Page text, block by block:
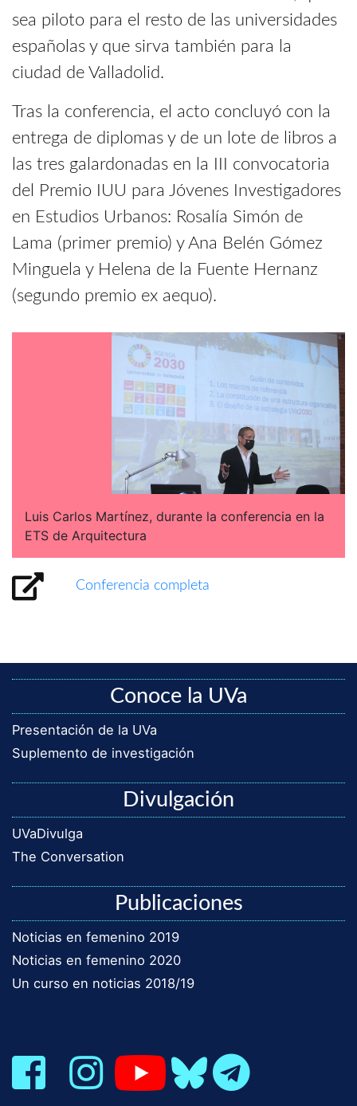
sea piloto para el resto de las universidades
españolas y que sirva también para la
ciudad de Valladolid.
Tras la conferencia, el acto concluyó con la
entrega de diplomas y de un lote de libros a
las tres galardonadas en la III convocatoria
del Premio IUU para Jóvenes Investigadores
en Estudios Urbanos: Rosalía Simón de
Lama (primer premio) y Ana Belén Gómez
Minguela y Helena de la Fuente Hernanz
(segundo premio ex aequo).
Luis Carlos Martínez, durante la conferencia en la
ETS de Arquitectura
Conferencia completa
Conoce la UVa
Presentación de la UVa
Suplemento de investigación
Divulgación
UVaDivulga
The Conversation
Publicaciones
Noticias en femenino 2019
Noticias en femenino 2020
Un curso en noticias 2018/19